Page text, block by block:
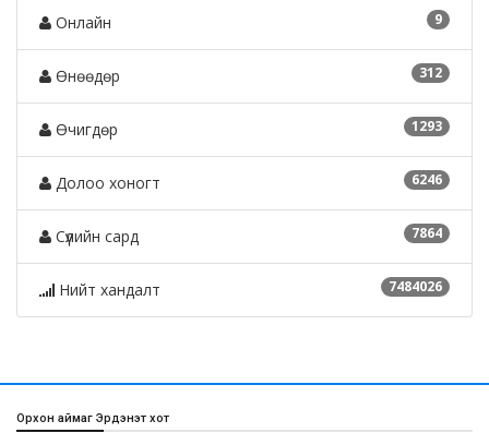
9
Онлайн
312
Өнөөдөр
1293
Өчигдөр
6246
Долоо хоногт
7864
Сүүлийн сард
7484026
Нийт хандалт
Орхон аймаг Эрдэнэт хот